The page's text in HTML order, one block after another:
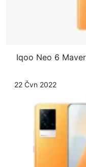
Iqoo Neo 6
22 Čvn 2022